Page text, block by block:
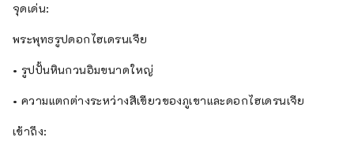
จุดเด่น:
พระพุทธรูปดอกไฮเดรนเจีย
• รูปปั้นหินกวนอิมขนาดใหญ่
• ความแตกต่างระหว่างสีเขียวของภูเขาและดอกไฮเดรนเจีย
เข้าถึง: